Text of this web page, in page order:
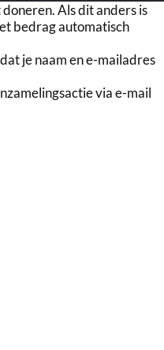
Als dit anders is
bedrag automatisch
je naam en e-mailadres
via e-mail